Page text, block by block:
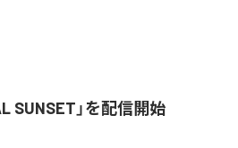
SUNSET」を配信開始